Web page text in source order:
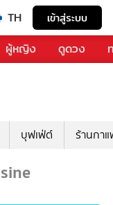
TH เข้าสู่ระบบ
ผู้หญิง ดูดวง
บุฟเฟ่ต์ ร้านกา